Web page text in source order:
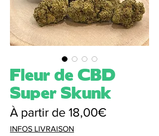
Fleur de CBD
Super Skunk
À partir de 18,00€Prix
INFOS LIVRAISON